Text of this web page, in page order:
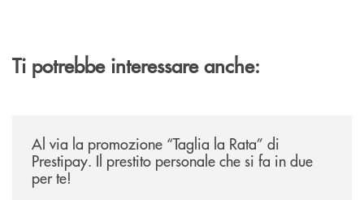
Ti potrebbe interessare anche:
Al via la promozione “Taglia la Rata” di
Prestipay. Il prestito personale che si fa in due
per te!